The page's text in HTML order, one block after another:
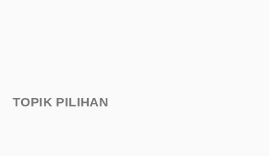
TOPIK PILIHAN